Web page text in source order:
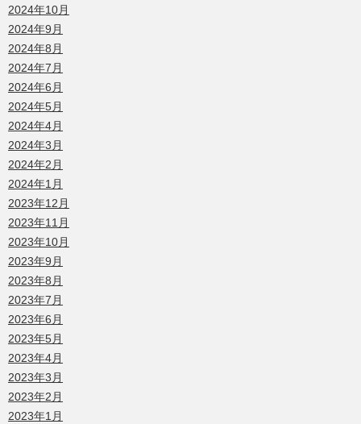
2024年10月
2024年9月
2024年8月
2024年7月
2024年6月
2024年5月
2024年4月
2024年3月
2024年2月
2024年1月
2023年12月
2023年11月
2023年10月
2023年9月
2023年8月
2023年7月
2023年6月
2023年5月
2023年4月
2023年3月
2023年2月
2023年1月